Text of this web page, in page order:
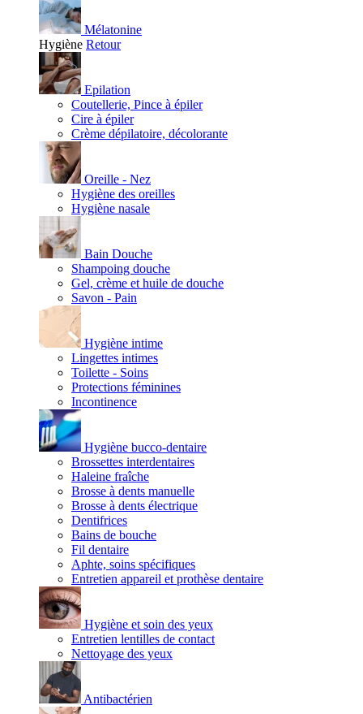
Mélatonine
Hygiène Retour
Epilation
Coutellerie, Pince à épiler
Cire à épiler
Crème dépilatoire, décolorante
Oreille - Nez
Hygiène des oreilles
Hygiène nasale
Bain Douche
Shampoing douche
Gel, crème et huile de douche
Savon - Pain
Hygiène intime
Lingettes intimes
Toilette - Soins
Protections féminines
Incontinence
Hygiène bucco-dentaire
Brossettes interdentaires
Haleine fraîche
Brosse à dents manuelle
Brosse à dents électrique
Dentifrices
Bains de bouche
Fil dentaire
Aphte, soins spécifiques
Entretien appareil et prothèse dentaire
Hygiène et soin des yeux
Entretien lentilles de contact
Nettoyage des yeux
Antibactérien